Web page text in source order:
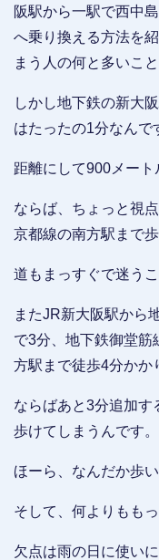
阪駅から一駅で西中
へ乗り換える方法を
まう人の何と多いこと
しかし地下鉄の新大
はたったの1分なんで
距離にして900メート
ならば、ちょっと視
京都線の南方駅まで
道もまっすぐで迷う
またJR新大阪駅から
で3分、地下鉄御堂筋
方駅まで徒歩4分かか
ならばあと3分追加す
歩けてしまうんです。
ほーら、なんだか歩
そして、何よりもも
欠点は雨の日に使い